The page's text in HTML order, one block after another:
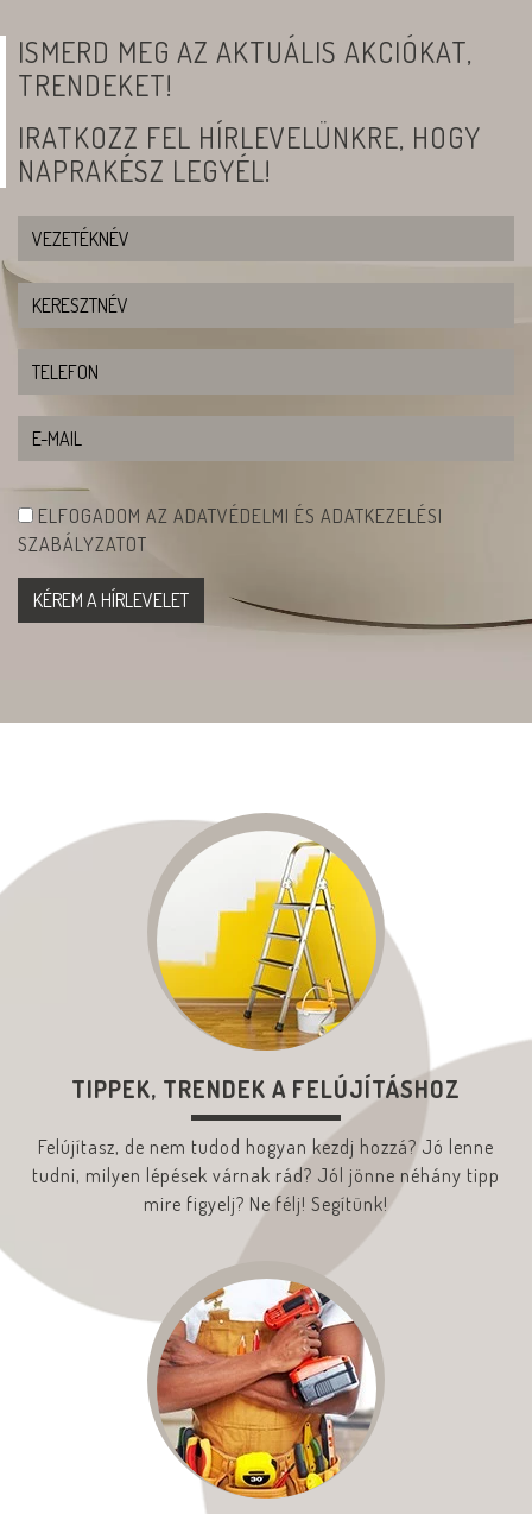
ISMERD MEG AZ AKTUÁLIS AKCIÓKAT,
TRENDEKET!
IRATKOZZ FEL HÍRLEVELÜNKRE, HOGY
NAPRAKÉSZ LEGYÉL!
ELFOGADOM AZ ADATVÉDELMI ÉS ADATKEZELÉSI
SZABÁLYZATOT
TIPPEK, TRENDEK A FELÚJÍTÁSHOZ
Felújítasz, de nem tudod hogyan kezdj hozzá? Jó lenne
tudni, milyen lépések várnak rád? Jól jönne néhány tipp
mire figyelj? Ne félj! Segítünk!